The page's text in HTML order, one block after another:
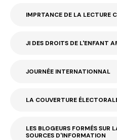
IMPRTANCE DE LA LECTURE
JI DES DROITS DE L'ENFANT
JOURNÉE INTERNATIONNAL
LA COUVERTURE
LES BLOGEURS FORMÉS SUR
SOURCES D'INFORMATION